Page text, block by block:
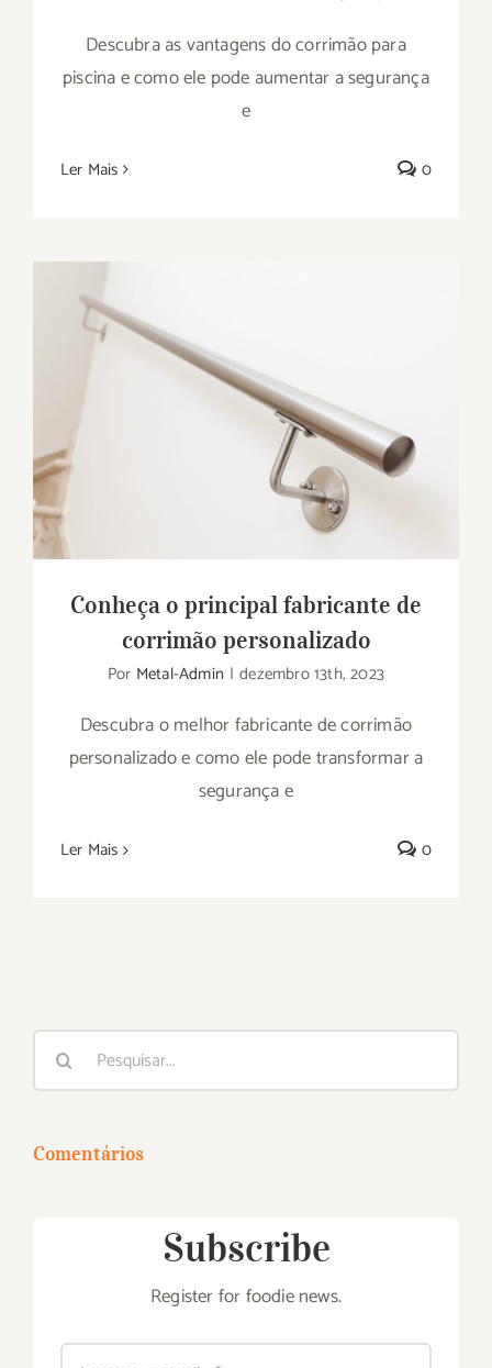
Descubra as vantagens do corrimão para
piscina e como ele pode aumentar a segurança
e
Ler Mais 0
Conheça o principal fabricante de
corrimão personalizado
Conheça o principal fabricante de
corrimão personalizado
Por Metal-Admin | dezembro 13th, 2023
Descubra o melhor fabricante de corrimão
personalizado e como ele pode transformar a
segurança e
Ler Mais 0
Buscar
resultados
Comentários
Subscribe
Register for foodie news.